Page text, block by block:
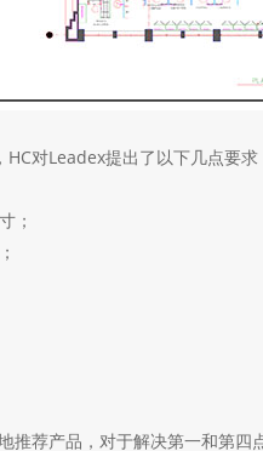
HC对Leadex提出了以下几点要求
；
推荐产品，对于解决第一和第四